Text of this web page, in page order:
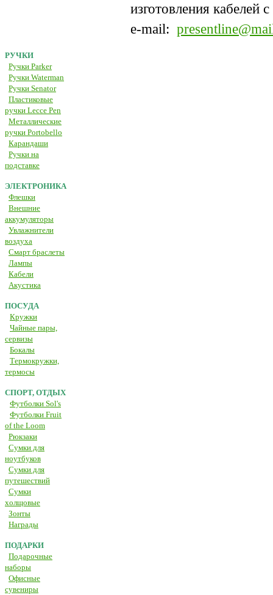
изготовления кабелей
e-mail:
РУЧКИ
Ручки Parker
Ручки Waterman
Ручки Senator
Пластиковые
ручки Lecce Pen
Металлические
ручки Portobello
Карандаши
Ручки на
подставке
ЭЛЕКТРОНИКА
Флешки
Внешние
аккумуляторы
Увлажнители
воздуха
Смарт браслеты
Лампы
Кабели
Акустика
ПОСУДА
Кружки
Чайные пары,
сервизы
Бокалы
Термокружки,
термосы
СПОРТ, ОТДЫХ
Футболки Sol's
Футболки Fruit
of the Loom
Рюкзаки
Сумки для
ноутбуков
Сумки для
путешествий
Сумки
холщовые
Зонты
Награды
ПОДАРКИ
Подарочные
наборы
Офисные
сувениры